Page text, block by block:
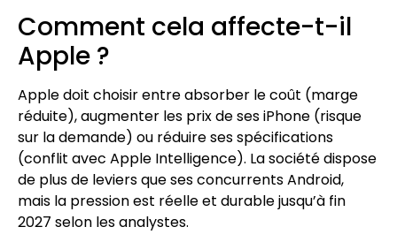
Comment cela affecte-t-il
Apple ?
Apple doit choisir entre absorber le coût (marge
réduite), augmenter les prix de ses iPhone (risque
sur la demande) ou réduire ses spécifications
(conflit avec Apple Intelligence). La société dispose
de plus de leviers que ses concurrents Android,
mais la pression est réelle et durable jusqu’à fin
2027 selon les analystes.